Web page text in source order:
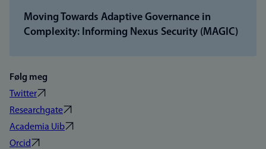
Moving Towards Adaptive Governance in
Complexity: Informing Nexus Security (MAGIC)
Følg meg
Twitter
Researchgate
Academia Uib
Orcid